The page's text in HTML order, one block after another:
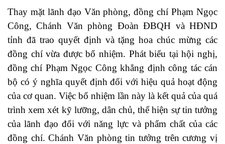
Thay mặt lãnh đạo Văn phòng, đồng chí Phạm Ngọc
Công, Chánh Văn phòng Đoàn ĐBQH và HĐND
tỉnh đã trao quyết định và tặng hoa chúc mừng các
đồng chí vừa được bổ nhiệm. Phát biểu tại hội nghị,
đồng chí Phạm Ngọc Công khẳng định công tác cán
bộ có ý nghĩa quyết định đối với hiệu quả hoạt động
của cơ quan. Việc bổ nhiệm lần này là kết quả của quá
trình xem xét kỹ lưỡng, dân chủ, thể hiện sự tin tưởng
của lãnh đạo đối với năng lực và phẩm chất của các
đồng chí. Chánh Văn phòng tin tưởng trên cương vị